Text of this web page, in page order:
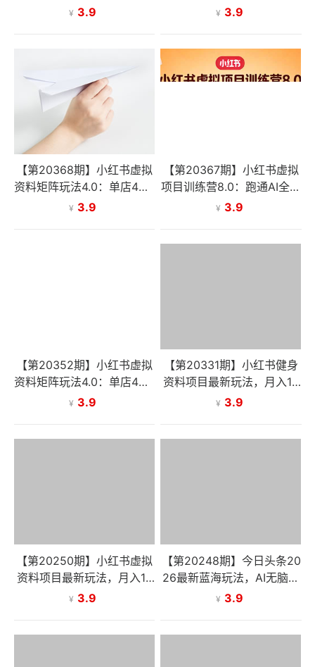
货，被动收入
¥ 3.9
程，从养号到开店发货，打
¥ 3.9
【第20368期】小红书虚拟
资料矩阵玩法4.0：单店4带1
玩法，操作模式+全新配套
¥ 3.9
【第20367期】小红书虚拟
项目训练营8.0：跑通AI全流
程，从养号到开店发货，打
¥ 3.9
【第20352期】小红书虚拟
资料矩阵玩法4.0：单店4带1
玩法，操作模式+全新配套
¥ 3.9
【第20331期】小红书健身
资料项目最新玩法，月入10
000＋，收益潜力可以无限
¥ 3.9
【第20250期】小红书虚拟
资料项目最新玩法，月入10
000＋
¥ 3.9
【第20248期】今日头条20
26最新蓝海玩法，AI无脑抄
书，批量生成，绝对的信息
¥ 3.9